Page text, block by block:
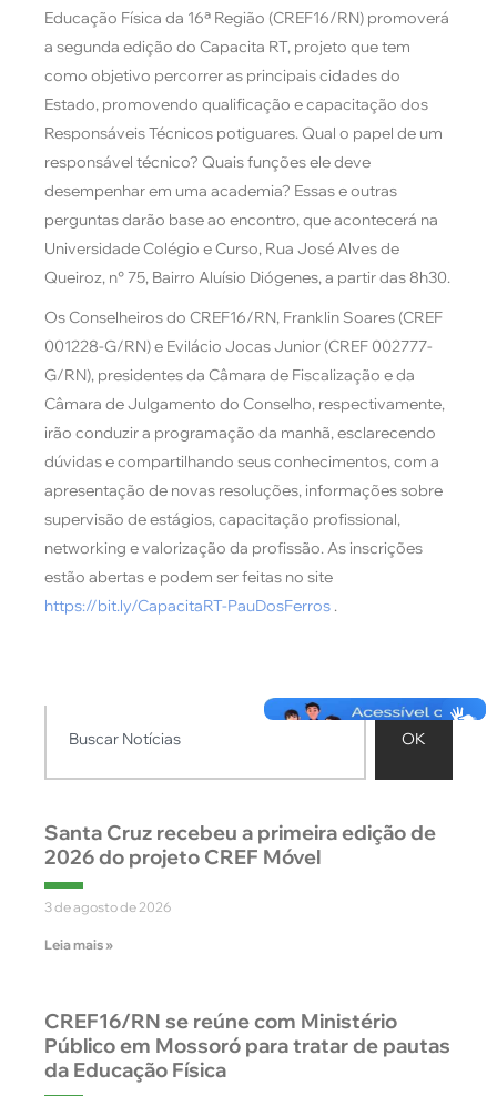
Educação Física da 16ª Região (CREF16/RN) promoverá
a segunda edição do Capacita RT, projeto que tem
como objetivo percorrer as principais cidades do
Estado, promovendo qualificação e capacitação dos
Responsáveis Técnicos potiguares. Qual o papel de um
responsável técnico? Quais funções ele deve
desempenhar em uma academia? Essas e outras
perguntas darão base ao encontro, que acontecerá na
Universidade Colégio e Curso, Rua José Alves de
Queiroz, n° 75, Bairro Aluísio Diógenes, a partir das 8h30.
Os Conselheiros do CREF16/RN, Franklin Soares (CREF
001228-G/RN) e Evilácio Jocas Junior (CREF 002777-
G/RN), presidentes da Câmara de Fiscalização e da
Câmara de Julgamento do Conselho, respectivamente,
irão conduzir a programação da manhã, esclarecendo
dúvidas e compartilhando seus conhecimentos, com a
apresentação de novas resoluções, informações sobre
supervisão de estágios, capacitação profissional,
networking e valorização da profissão. As inscrições
estão abertas e podem ser feitas no site
https://bit.ly/CapacitaRT-PauDosFerros .
OK
Santa Cruz recebeu a primeira edição de
2026 do projeto CREF Móvel
3 de agosto de 2026
Leia mais »
CREF16/RN se reúne com Ministério
Público em Mossoró para tratar de pautas
da Educação Física